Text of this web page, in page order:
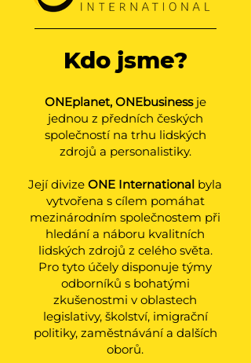
Kdo jsme?
ONEplanet, ONEbusinessje
jednou z předních českých
společností na trhu lidských
zdrojů a personalistiky.
Její divize ONE International byla
vytvořena s cílem pomáhat
mezinárodním společnostem při
hledání a náboru kvalitních
lidských zdrojů z celého světa.
Pro tyto účely disponuje týmy
odborníků s bohatými
zkušenostmi v oblastech
legislativy, školství, imigrační
politiky, zaměstnávání a dalších
oborů.